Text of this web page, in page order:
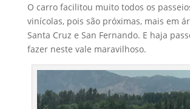
O carro facilitou muito todos os
vinícolas, pois são próximas, mais em
Santa Cruz e San Fernando. E haja
fazer neste vale maravilhoso.